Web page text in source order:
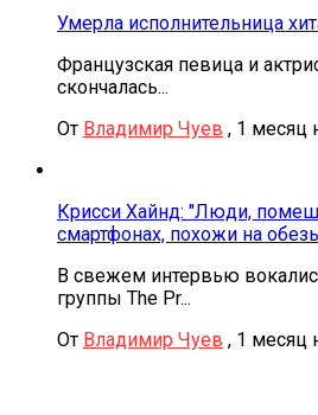
Умерла исполнительница
Французская певица и
скончалась...
От Владимир Чуев , 1 месяц
Крисси Хайнд: "Люди,
смартфонах, похожи на
В свежем интервью
группы The Pr...
От Владимир Чуев , 1 месяц